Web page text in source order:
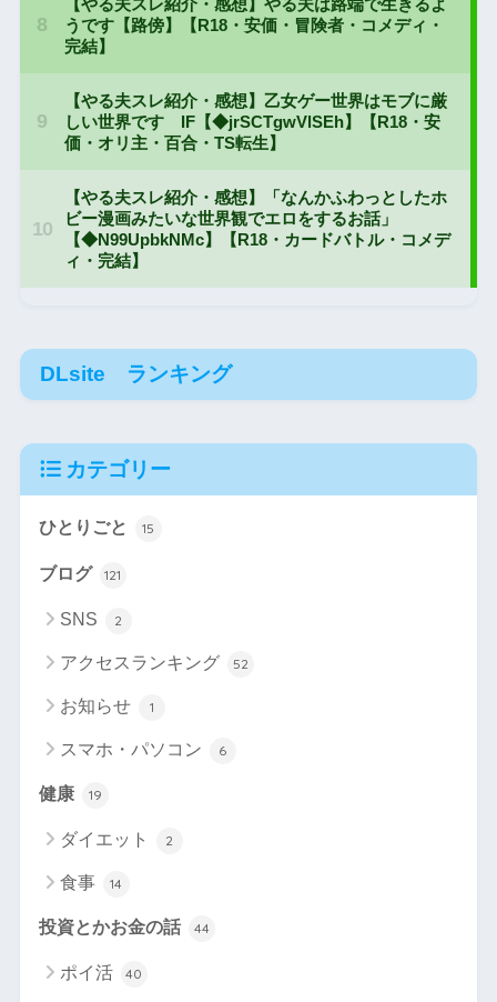
DLsite ランキング
カテゴリー
ひとりごと 15
ブログ 121
SNS 2
アクセスランキング 52
お知らせ 1
スマホ・パソコン 6
健康 19
ダイエット 2
食事 14
投資とかお金の話 44
ポイ活 40